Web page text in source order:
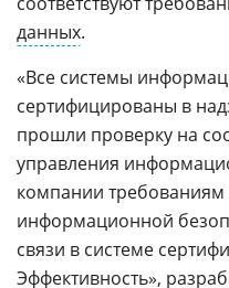
данных.
«Все системы
сертифицированы в
прошли проверку на
управления
компании требованиям
информационной
связи в системе
Эффективность»,